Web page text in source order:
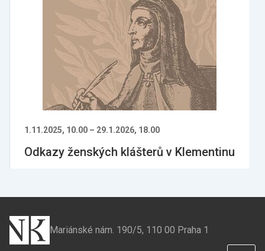
1.11.2025, 10.00 – 29.1.2026, 18.00
Odkazy ženských klášterů v Klementinu
Mariánské nám. 190/5, 110 00 Praha 1